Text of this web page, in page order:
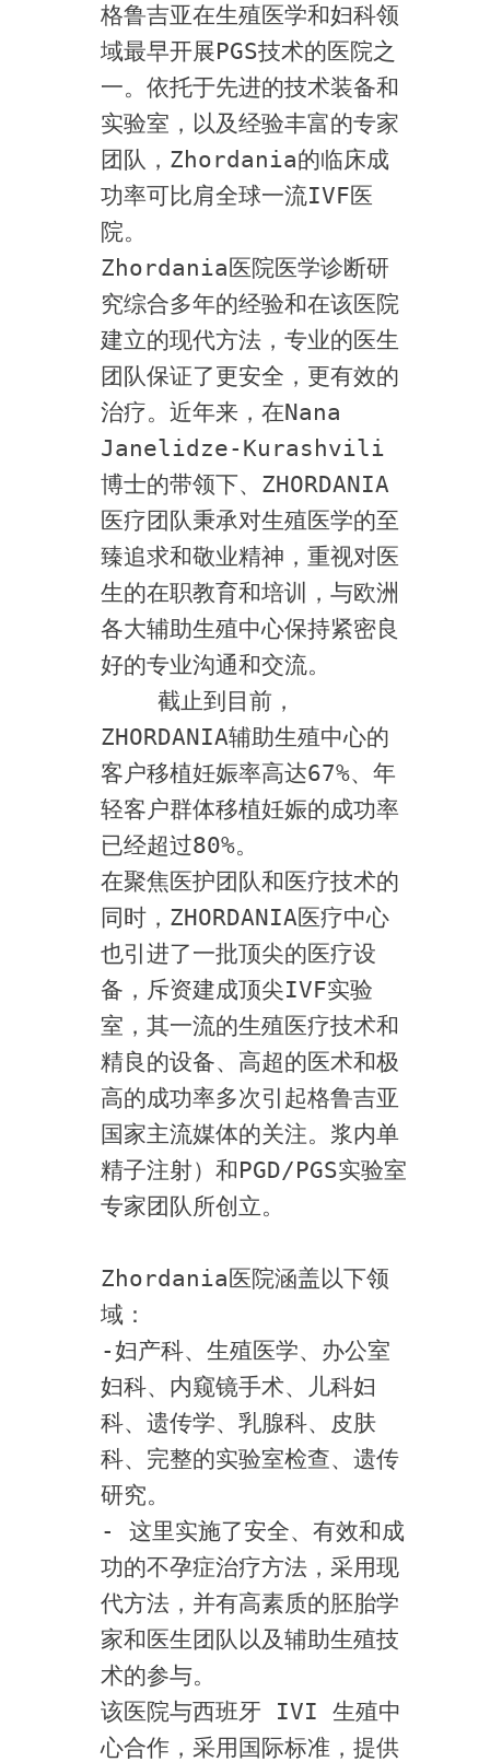
格鲁吉亚在生殖医学和妇科领
域最早开展PGS技术的医院之
一。依托于先进的技术装备和
实验室，以及经验丰富的专家
团队，Zhordania的临床成
功率可比肩全球一流IVF医
院。
Zhordania医院医学诊断研
究综合多年的经验和在该医院
建立的现代方法，专业的医生
团队保证了更安全，更有效的
治疗。近年来，在Nana
Janelidze-Kurashvili
博士的带领下、ZHORDANIA
医疗团队秉承对生殖医学的至
臻追求和敬业精神，重视对医
生的在职教育和培训，与欧洲
各大辅助生殖中心保持紧密良
好的专业沟通和交流。
ZHORDANIA辅助生殖中心的
客户移植妊娠率高达67%、年
轻客户群体移植妊娠的成功率
已经超过80%。
在聚焦医护团队和医疗技术的
同时，ZHORDANIA医疗中心
也引进了一批顶尖的医疗设
备，斥资建成顶尖IVF实验
室，其一流的生殖医疗技术和
精良的设备、高超的医术和极
高的成功率多次引起格鲁吉亚
国家主流媒体的关注。浆内单
精子注射）和PGD/PGS实验室
专家团队所创立。
Zhordania医院涵盖以下领
域：
-妇产科、生殖医学、办公室
妇科、内窥镜手术、儿科妇
科、遗传学、乳腺科、皮肤
科、完整的实验室检查、遗传
研究。
- 这里实施了安全、有效和成
功的不孕症治疗方法，采用现
代方法，并有高素质的胚胎学
家和医生团队以及辅助生殖技
术的参与。
该医院与西班牙 IVI 生殖中
心合作，采用国际标准，提供